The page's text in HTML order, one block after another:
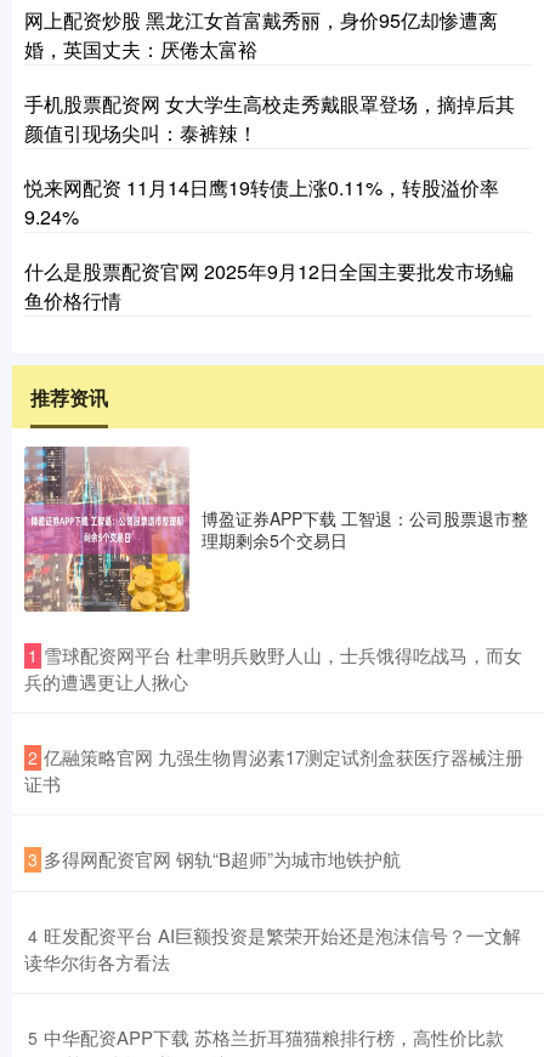
网上配资炒股 黑龙江女首富戴秀丽，身价95亿却惨遭离
婚，英国丈夫：厌倦太富裕
手机股票配资网 女大学生高校走秀戴眼罩登场，摘掉后其
颜值引现场尖叫：泰裤辣！
悦来网配资 11月14日鹰19转债上涨0.11%，转股溢价率
9.24%
什么是股票配资官网 2025年9月12日全国主要批发市场鳊
鱼价格行情
推荐资讯
博盈证券APP下载 工智退：公司股票退市整
理期剩余5个交易日
1 ​雪球配资网平台 杜聿明兵败野人山，士兵饿得吃战马，而女
兵的遭遇更让人揪心
2 ​亿融策略官网 九强生物胃泌素17测定试剂盒获医疗器械注册
证书
3 ​多得网配资官网 钢轨“B超师”为城市地铁护航
4 ​旺发配资平台 AI巨额投资是繁荣开始还是泡沫信号？一文解
读华尔街各方看法
5 ​中华配资APP下载 苏格兰折耳猫猫粮排行榜，高性价比款